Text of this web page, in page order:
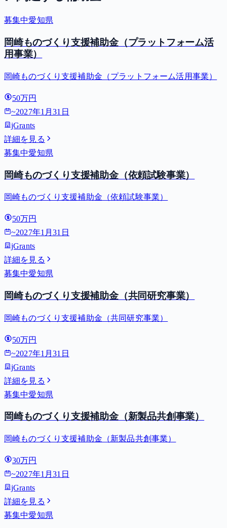
募集中愛知県
岡崎ものづくり支援補助金（プラットフォーム活
用事業）
岡崎ものづくり支援補助金（プラットフォーム活用事業）
50万円
~2027年1月31日
jGrants
詳細を見る
募集中愛知県
岡崎ものづくり支援補助金（依頼試験事業）
岡崎ものづくり支援補助金（依頼試験事業）
50万円
~2027年1月31日
jGrants
詳細を見る
募集中愛知県
岡崎ものづくり支援補助金（共同研究事業）
岡崎ものづくり支援補助金（共同研究事業）
50万円
~2027年1月31日
jGrants
詳細を見る
募集中愛知県
岡崎ものづくり支援補助金（新製品共創事業）
岡崎ものづくり支援補助金（新製品共創事業）
30万円
~2027年1月31日
jGrants
詳細を見る
募集中愛知県